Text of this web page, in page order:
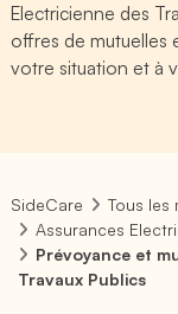
Electricienne des
offres de mutuelles
votre situation et à
SideCare
Tous les
Assurances
Prévoyance et
Travaux Publics